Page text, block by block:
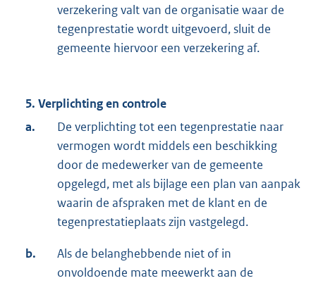
verzekering valt van de organisatie waar de
tegenprestatie wordt uitgevoerd, sluit de
gemeente hiervoor een verzekering af.
5. Verplichting en controle
a.
De verplichting tot een tegenprestatie naar
vermogen wordt middels een beschikking
door de medewerker van de gemeente
opgelegd, met als bijlage een plan van aanpak
waarin de afspraken met de klant en de
tegenprestatieplaats zijn vastgelegd.
b.
Als de belanghebbende niet of in
onvoldoende mate meewerkt aan de